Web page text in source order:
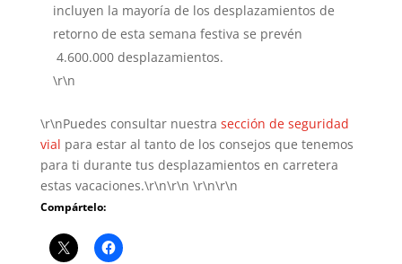
incluyen la mayoría de los desplazamientos de
retorno de esta semana festiva se prevén
4.600.000 desplazamientos.
\r\n
\r\nPuedes consultar nuestra sección de seguridad
vial para estar al tanto de los consejos que tenemos
para ti durante tus desplazamientos en carretera
estas vacaciones.\r\n\r\n \r\n\r\n
Compártelo: